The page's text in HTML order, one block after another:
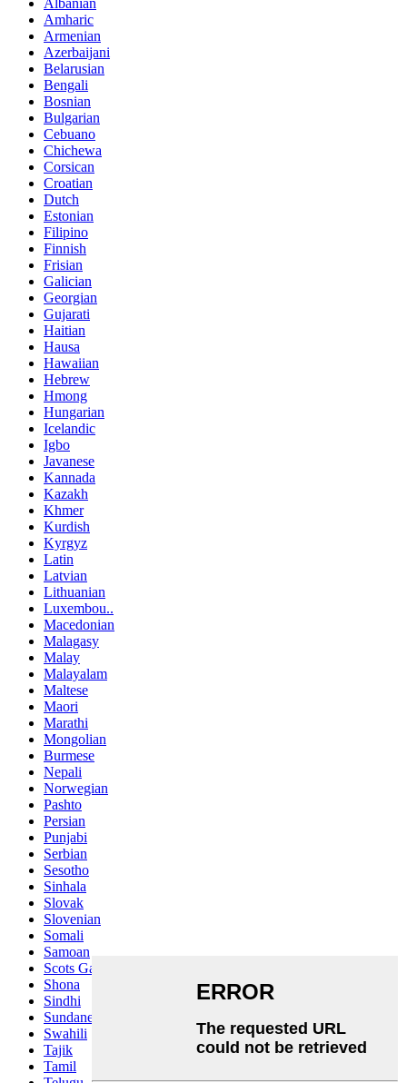
Albanian
Amharic
Armenian
Azerbaijani
Belarusian
Bengali
Bosnian
Bulgarian
Cebuano
Chichewa
Corsican
Croatian
Dutch
Estonian
Filipino
Finnish
Frisian
Galician
Georgian
Gujarati
Haitian
Hausa
Hawaiian
Hebrew
Hmong
Hungarian
Icelandic
Igbo
Javanese
Kannada
Kazakh
Khmer
Kurdish
Kyrgyz
Latin
Latvian
Lithuanian
Luxembou..
Macedonian
Malagasy
Malay
Malayalam
Maltese
Maori
Marathi
Mongolian
Burmese
Nepali
Norwegian
Pashto
Persian
Punjabi
Serbian
Sesotho
Sinhala
Slovak
Slovenian
Somali
Samoan
Scots Gaelic
Shona
Sindhi
Sundanese
Swahili
Tajik
Tamil